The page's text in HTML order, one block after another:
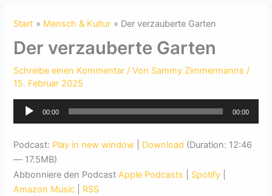
Start Mensch & Kultur Der verzauberte Garten
Der verzauberte Garten
Schreibe einen Kommentar / Von Sammy Zimmermanns/
15. Februar 2025
Audio-
00:00 00:00
Podcast: Play in new window Download (Duration: 12:46
— 17.5MB)
Abbonniere den PodcastApple Podcasts Spotify
Amazon Music
RSS